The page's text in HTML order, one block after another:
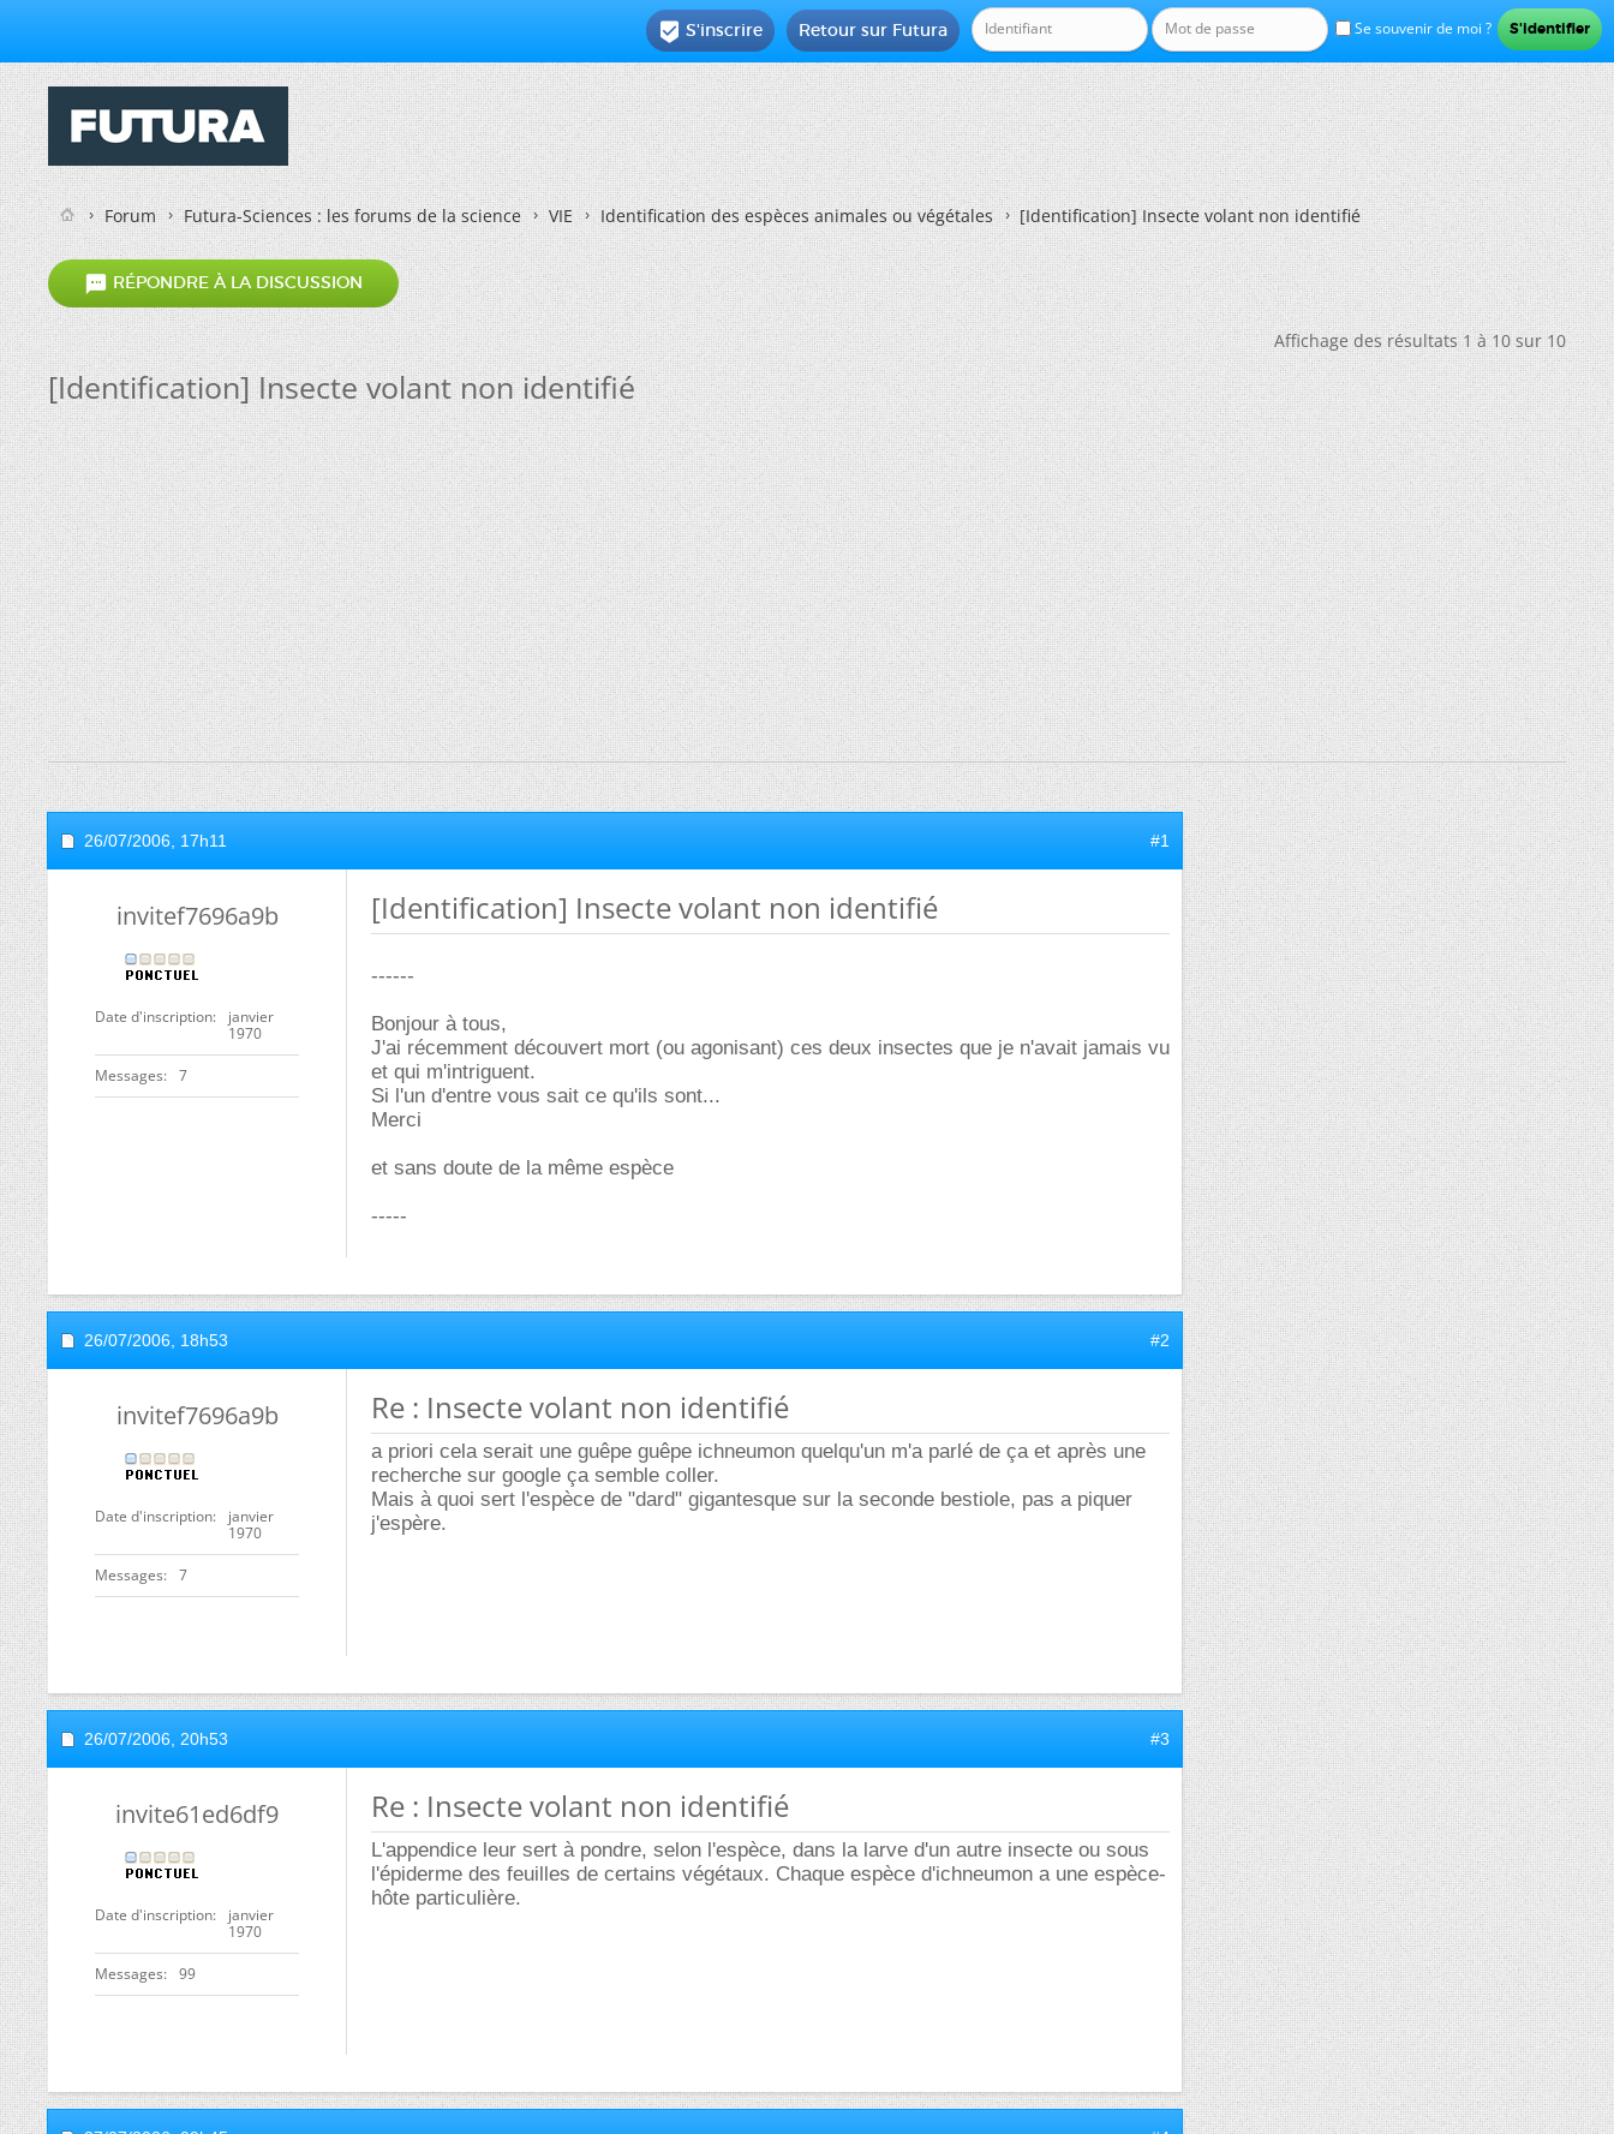
Se souvenir de moi ?
Retour sur Futura
 S'inscrire
Forum Futura-Sciences : les forums de la science VIE Identification des espèces animales ou végétales [Identification] Insecte volant non identifié
 RÉPONDRE À LA DISCUSSION
Affichage des résultats 1 à 10 sur 10
[Identification] Insecte volant non identifié
26/07/2006, 17h11 #1
invitef7696a9b
Date d'inscription
janvier
1970
Messages 7
[Identification] Insecte volant non identifié
------
Bonjour à tous,
J'ai récemment découvert mort (ou agonisant) ces deux insectes que je n'avait jamais vu
et qui m'intriguent.
Si l'un d'entre vous sait ce qu'ils sont...
Merci
et sans doute de la même espèce
-----
invitef7696a9b
1970
Messages 7
Re : Insecte volant non identifié
a priori cela serait une guêpe guêpe ichneumon quelqu'un m'a parlé de ça et après une
recherche sur google ça semble coller.
Mais à quoi sert l'espèce de "dard" gigantesque sur la seconde bestiole, pas a piquer
j'espère.